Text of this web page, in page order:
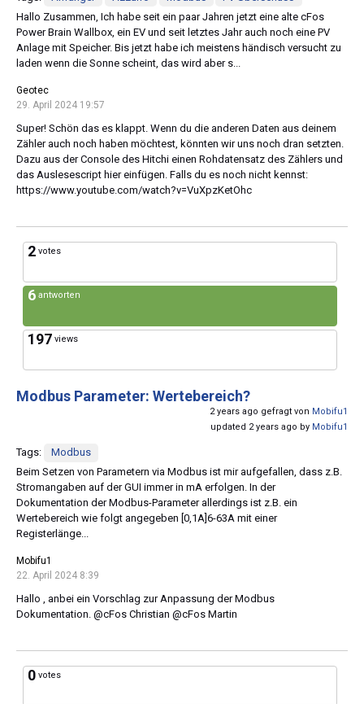
Hallo Zusammen, Ich habe seit ein paar Jahren jetzt eine alte cFos
Power Brain Wallbox, ein EV und seit letztes Jahr auch noch eine PV
Anlage mit Speicher. Bis jetzt habe ich meistens händisch versucht zu
laden wenn die Sonne scheint, das wird aber s...
Geotec
29. April 2024 19:57
Super! Schön das es klappt. Wenn du die anderen Daten aus deinem
Zähler auch noch haben möchtest, könnten wir uns noch dran setzten.
Dazu aus der Console des Hitchi einen Rohdatensatz des Zählers und
das Auslesescript hier einfügen. Falls du es noch nicht kennst:
https://www.youtube.com/watch?v=VuXpzKetOhc
2 votes
6 antworten
197 views
Modbus Parameter: Wertebereich?
2 years ago gefragt von Mobifu1
updated 2 years ago by Mobifu1
Tags:
Modbus
Beim Setzen von Parametern via Modbus ist mir aufgefallen, dass z.B.
Stromangaben auf der GUI immer in mA erfolgen. In der
Dokumentation der Modbus-Parameter allerdings ist z.B. ein
Wertebereich wie folgt angegeben [0,1A]6-63A mit einer
Registerlänge...
Mobifu1
22. April 2024 8:39
Hallo , anbei ein Vorschlag zur Anpassung der Modbus
Dokumentation. @cFos Christian @cFos Martin
0 votes